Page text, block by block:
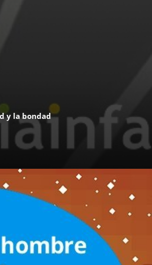
y la bondad